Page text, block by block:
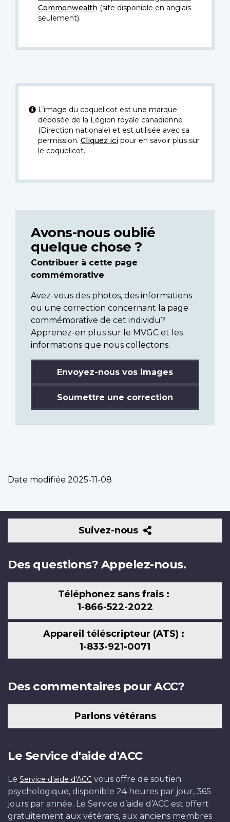
Commonwealth (site disponible en anglais
seulement).
L’image du coquelicot est une marque
déposée de la Légion royale canadienne
(Direction nationale) et est utilisée avec sa
permission. Cliquez icipour en savoir plus sur
le coquelicot.
Avons-nous oublié
quelque chose ?
Contribuer à cette page
commémorative
Avez-vous des photos, des informations
ou une correction concernant la page
commémorative de cet individu?
Apprenez-en plus sur le MVGC et les
informations que nous collectons.
Envoyez-nous vos images
Soumettre une correction
Date modifiée 2025-11-08
Suivez-nous
Suivez-
nous
Des questions? Appelez-nous.
Téléphonez sans frais :
1-866-522-2022
Appareil téléscripteur (ATS) :
1-833-921-0071
Des commentaires pour ACC?
Parlons vétérans
Le Service d'aide d'ACC
Le Service d'aide d'ACC vous offre de soutien
psychologique, disponible 24 heures par jour, 365
jours par année. Le Service d’aide d’ACC est offert
gratuitement aux vétérans, aux anciens membres